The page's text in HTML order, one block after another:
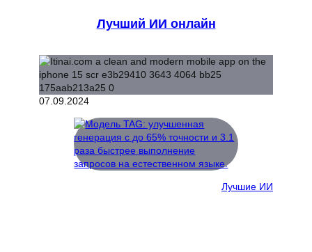
Лучший ИИ онлайн
07.09.2024
Лучшие ИИ